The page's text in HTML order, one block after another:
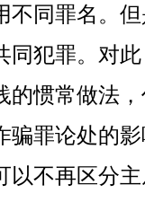
不同罪名。
同犯罪。对
的惯常做法
骗罪论处的
以不再区分